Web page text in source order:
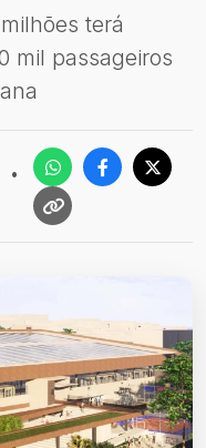
terá
mil passageiros
•